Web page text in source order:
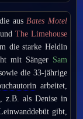
aus Bates Motel
und The Limehouse
die starke Heldin
mit Sänger Sam
die 33-jährige
arbeitet,
z.B. als Denise in
gibt,